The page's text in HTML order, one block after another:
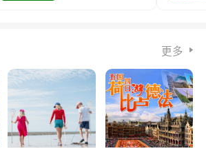
更多